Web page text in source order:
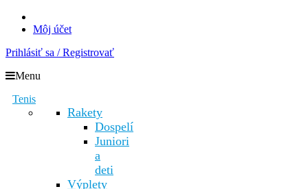
Môj účet
Prihlásiť sa / Registrovať
Menu
Tenis
Rakety
Dospelí
Juniori
a
deti
Výplety